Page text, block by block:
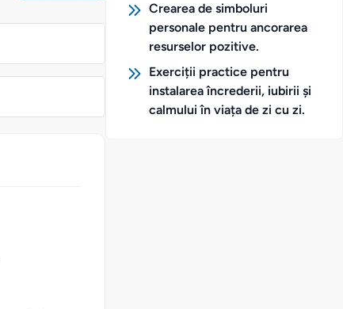
Crearea de simboluri
personale pentru ancorarea
resurselor pozitive.
Exerciții practice pentru
instalarea încrederii, iubirii și
calmului în viața de zi cu zi.